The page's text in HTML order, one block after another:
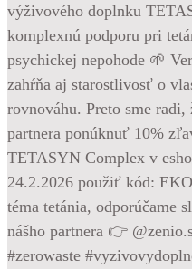
výživového doplnku
komplexnú podporu pri
psychickej nepohode 🌱
zahŕňa aj starostlivosť o
rovnováhu. Preto sme radi,
partnera ponúknuť 10%
TETASYN Complex v
24.2.2026 použiť kód:
téma tetánia, odporúčame
nášho partnera 👉
#zerowaste